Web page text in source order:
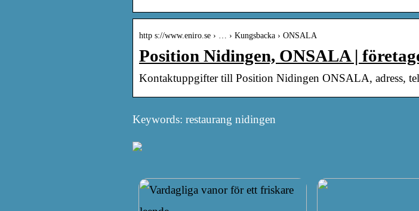
http s://www.eniro.se › … › Kungsbacka › ONSALA
Position Nidingen, ONSALA |
Kontaktuppgifter till Position Nidingen ONSALA, adress,
Keywords: restaurang nidingen